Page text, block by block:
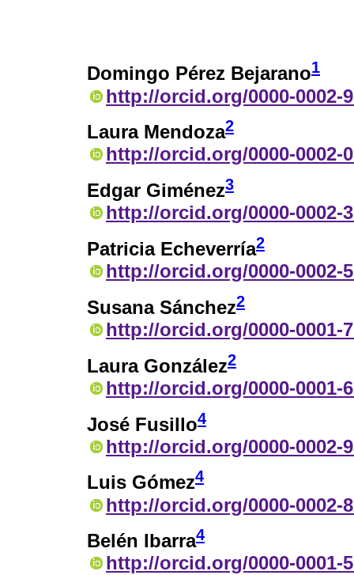
Domingo Pérez Bejarano1
http://orcid.org/0000-0002-
Laura Mendoza2
http://orcid.org/0000-0002-
Edgar Giménez3
http://orcid.org/0000-0002-
Patricia Echeverría2
http://orcid.org/0000-0002-
Susana Sánchez2
http://orcid.org/0000-0001-
Laura González2
http://orcid.org/0000-0001-
José Fusillo4
http://orcid.org/0000-0002-
Luis Gómez4
http://orcid.org/0000-0002-
Belén Ibarra4
http://orcid.org/0000-0001-